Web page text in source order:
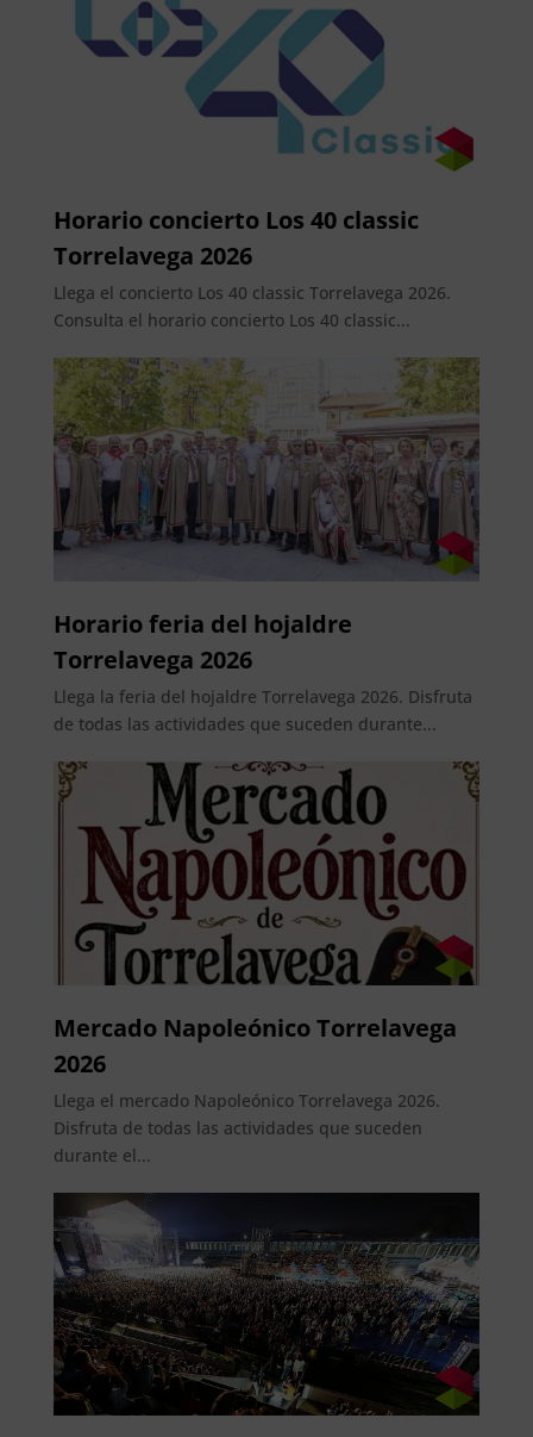
Horario concierto Los 40 classic
Torrelavega 2026
Llega el concierto Los 40 classic Torrelavega 2026.
Consulta el horario concierto Los 40 classic...
Horario feria del hojaldre
Torrelavega 2026
Llega la feria del hojaldre Torrelavega 2026. Disfruta
de todas las actividades que suceden durante...
Mercado Napoleónico Torrelavega
2026
Llega el mercado Napoleónico Torrelavega 2026.
Disfruta de todas las actividades que suceden
durante el...